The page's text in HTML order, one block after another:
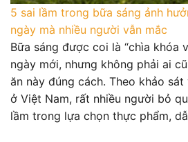
5 sai lầm trong bữa sáng ảnh
ngày mà nhiều người vẫn mắc
Bữa sáng được coi là “chìa khóa
ngày mới, nhưng không phải ai
ăn này đúng cách. Theo khảo
ở Việt Nam, rất nhiều người bỏ
lầm trong lựa chọn thực phẩm,